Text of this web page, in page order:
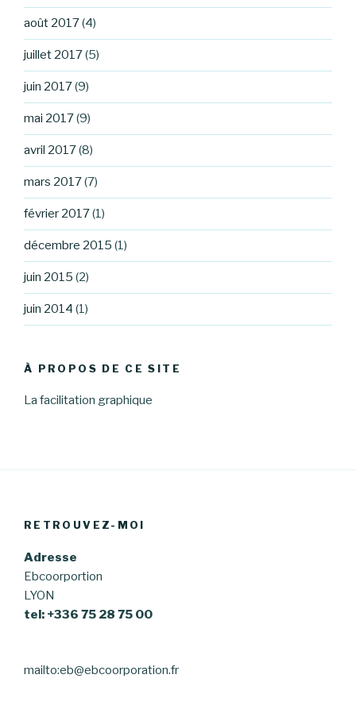
août 2017(4)
juillet 2017(5)
juin 2017(9)
mai 2017(9)
avril 2017(8)
mars 2017(7)
février 2017(1)
décembre 2015 (1)
juin 2015 (2)
juin 2014 (1)
À PROPOS DE CE SITE
La facilitation graphique
RETROUVEZ-MOI
Adresse
Ebcoorportion
LYON
tel: +336 75 28 75 00
mailto:eb@ebcoorporation.fr